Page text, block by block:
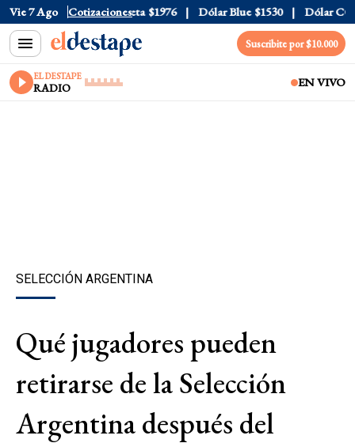
Vie 7 Ago Cotizaciones
$1520 Dólar Tarjeta $1976 Dólar Blue $1530 Dólar CCL
Suscribite por $10.000
EL DESTAPE
RADIO EN VIVO
SELECCIÓN ARGENTINA
Qué jugadores pueden
retirarse de la Selección
Argentina después del